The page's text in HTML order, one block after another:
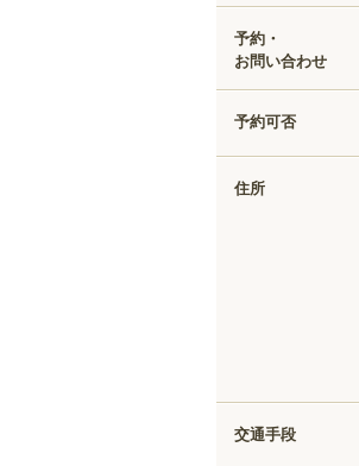
予約・
お問い合わせ
予約可否
住所
交通手段